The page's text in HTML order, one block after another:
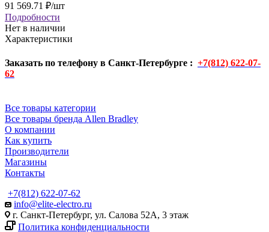
91 569.71 ₽/шт
Подробности
Нет в наличии
Характеристики
Заказать по телефону в Санкт-Петербурге : +7(812) 622-07-
62
Все товары категории
Все товары бренда Allen Bradley
О компании
Как купить
Производители
Магазины
Контакты
+7(812) 622-07-62
info@elite-electro.ru
г. Санкт-Петербург, ул. Салова 52А, 3 этаж
Политика конфиденциальности